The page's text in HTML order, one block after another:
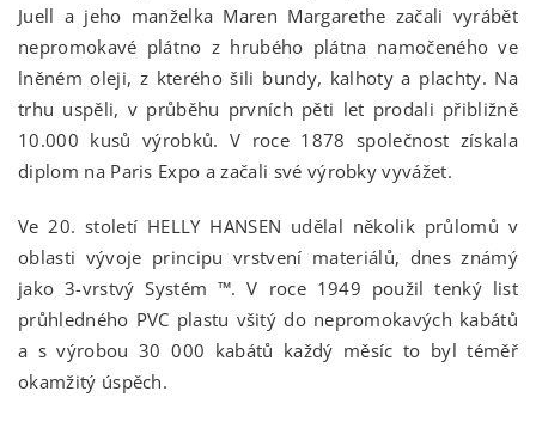
Juell a jeho manželka Maren Margarethe začali vyrábět
nepromokavé plátno z hrubého plátna namočeného ve
lněném oleji, z kterého šili bundy, kalhoty a plachty. Na
trhu uspěli, v průběhu prvních pěti let prodali přibližně
10.000 kusů výrobků. V roce 1878 společnost získala
diplom na Paris Expo a začali své výrobky vyvážet.
Ve 20. století HELLY HANSEN udělal několik průlomů v
oblasti vývoje principu vrstvení materiálů, dnes známý
jako 3-vrstvý Systém ™. V roce 1949 použil tenký list
průhledného PVC plastu všitý do nepromokavých kabátů
a s výrobou 30 000 kabátů každý měsíc to byl téměř
okamžitý úspěch.